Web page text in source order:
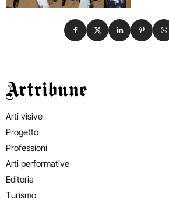
Condividi su Facebook
Condividi su X
Condividi su
Artribune
Arti visive
Progetto
Professioni
Arti performative
Editoria
Turismo